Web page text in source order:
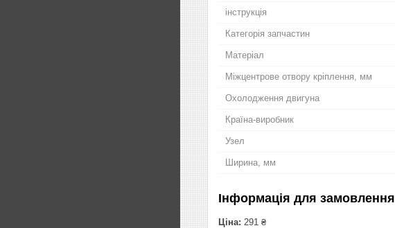
інструкція
Категорія запчастин
Матеріал
Міжцентрове отвору кріплення, мм
Охолодження двигуна
Країна-виробник
Узел
Ширина, мм
Інформація для замовлення
Ціна: 291 ₴